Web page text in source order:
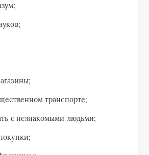
транспорте;
с незнакомыми людьми;